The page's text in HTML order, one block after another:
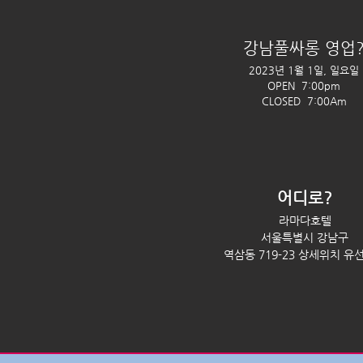
강남풀싸롱 영업?
2023년 1월 1일, 일요일
OPEN 7:00pm
CLOSED 7:00Am
어디로?
라마다호텔
서울특별시 강남구
역삼동 719-23 상세위치 유